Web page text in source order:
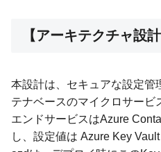
【アーキテクチャ設計
本設計は、セキュアな設定管
テナベースのマイクロサービ
エンドサービスはAzure
し、設定値は Azure Key